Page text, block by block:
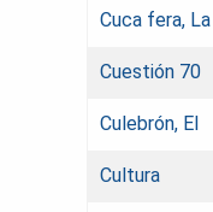
Cuca fera, La
Cuestión 70
Culebrón, El
Cultura